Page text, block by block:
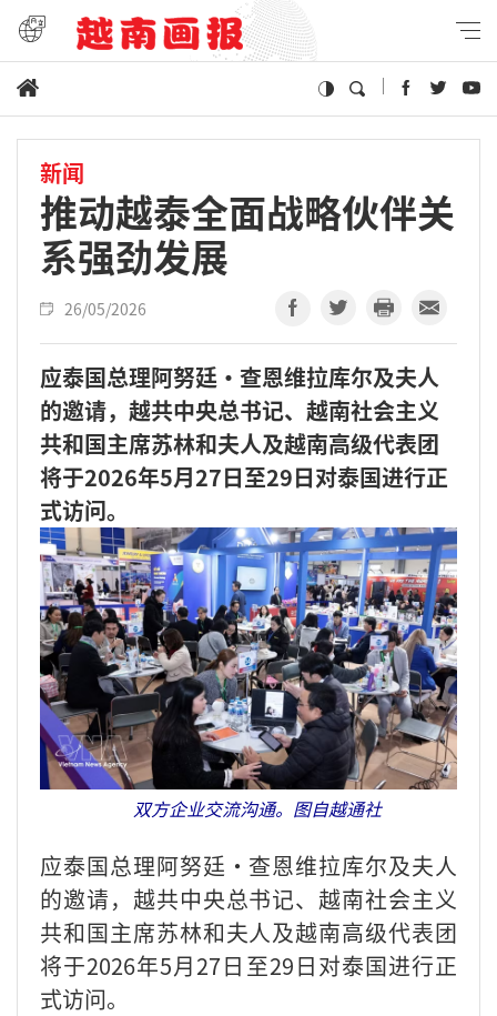
新闻
推动越泰全面战略伙伴关
系强劲发展
26/05/2026
应泰国总理阿努廷·查恩维拉库尔及夫人
的邀请，越共中央总书记、越南社会主义
共和国主席苏林和夫人及越南高级代表团
将于2026年5月27日至29日对泰国进行正
式访问。
双方企业交流沟通。图自越通社
应泰国总理阿努廷·查恩维拉库尔及夫人
的邀请，越共中央总书记、越南社会主义
共和国主席苏林和夫人及越南高级代表团
将于2026年5月27日至29日对泰国进行正
式访问。